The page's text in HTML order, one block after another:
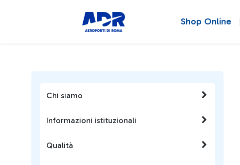
Shop Online
Chi siamo
Informazioni istituzionali
Qualità